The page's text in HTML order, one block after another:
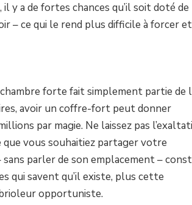
y a de fortes chances qu’il soit doté de
– ce qui le rend plus difficile à forcer
forte fait simplement partie de
avoir un coffre-fort peut donner
par magie. Ne laissez pas
vous souhaitiez partager votre
parler de son emplacement –
qui savent qu’il existe, plus cette
opportuniste.